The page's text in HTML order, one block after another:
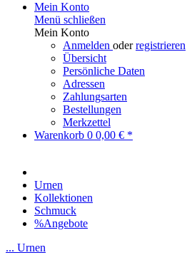
Mein Konto
Menü schließen
Mein Konto
Anmelden oderregistrieren
Übersicht
Persönliche Daten
Adressen
Zahlungsarten
Bestellungen
Merkzettel
Warenkorb 0 0,00 € *
Urnen
Kollektionen
Schmuck
%Angebote
... Urnen